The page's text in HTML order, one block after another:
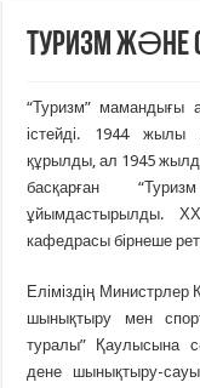
ТУРИЗМ ЖӘНЕ
“Туризм” мамандығы
істейді. 1944 жылы
құрылды, ал 1945
басқарған
ұйымдастырылды.
кафедрасы бірнеше
Еліміздің Министрлер
шынықтыру мен
туралы” Қаулысына
дене шынықтыру-